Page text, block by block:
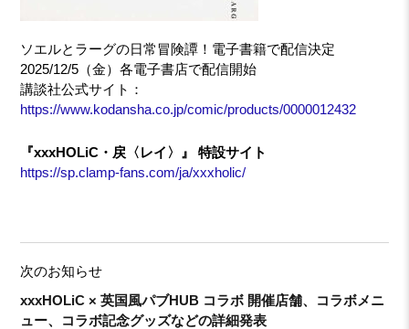
ソエルとラーグの日常冒険譚！電子書籍で配信決定
2025/12/5（金）各電子書店で配信開始
講談社公式サイト：
https://www.kodansha.co.jp/comic/products/0000012432
『xxxHOLiC・戻〈レイ〉』 特設サイト
https://sp.clamp-fans.com/ja/xxxholic/
次のお知らせ
xxxHOLiC × 英国風パブHUB コラボ 開催店舗、コラボメニ
ュー、コラボ記念グッズなどの詳細発表